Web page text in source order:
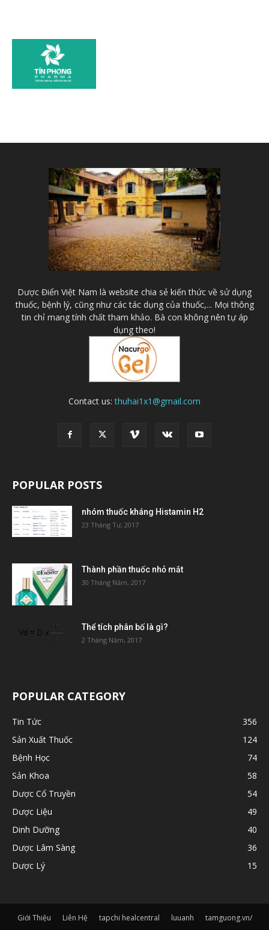
Dược Điển Việt Nam là website chia sẻ kiến thức về sử dụng
thuốc, bệnh lý, cũng như các tác dụng của thuốc,... Mọi thông
tin chỉ mang tính chất tham khảo. Bà con không nên tự áp
dụng theo!
Contact us:thuhai1x1@gmail.com
POPULAR POSTS
nhóm thuốc kháng Histamin H2
23 Tháng Tư, 2017
Thành phần thuốc nhỏ mắt
30 Tháng Năm, 2017
Thể tích phân bố là gì?
2 Tháng Năm, 2017
POPULAR CATEGORY
Tin Tức
356
Sản Xuất Thuốc
124
Bệnh Học
74
Sản Khoa
58
Dược Cổ Truyền
54
Dược Liệu
49
Dinh Dưỡng
40
Dược Lâm Sàng
36
Dược Lý
15
Giới Thiệu Liên Hệ tapchi healcentral luuanh tamguong.vn/